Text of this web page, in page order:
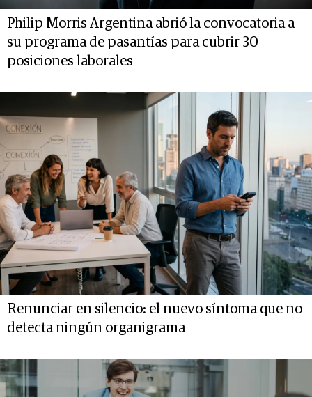
Philip Morris Argentina abrió la convocatoria a
su programa de pasantías para cubrir 30
posiciones laborales
Renunciar en silencio: el nuevo síntoma que no
detecta ningún organigrama